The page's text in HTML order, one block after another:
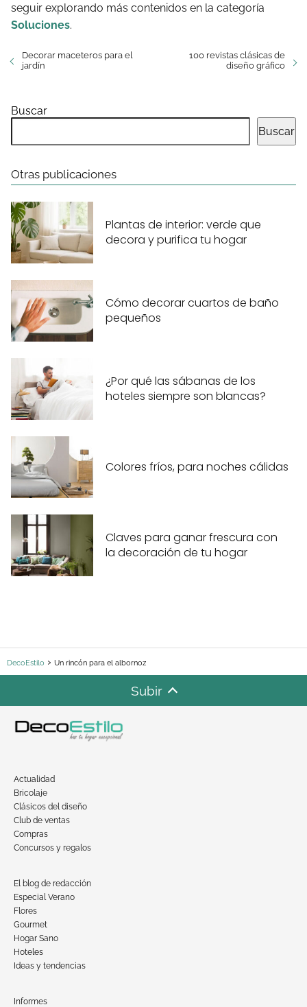
seguir explorando más contenidos en la categoría
Soluciones.
Decorar maceteros para el
jardín
100 revistas clásicas de
diseño gráfico
Buscar
Buscar
Otras publicaciones
Plantas de interior: verde que
decora y purifica tu hogar
Cómo decorar cuartos de baño
pequeños
¿Por qué las sábanas de los
hoteles siempre son blancas?
Colores fríos, para noches cálidas
Claves para ganar frescura con
la decoración de tu hogar
DecoEstilo Un rincón para el albornoz
Subir
Actualidad
Bricolaje
Clásicos del diseño
Club de ventas
Compras
Concursos y regalos
El blog de redacción
Especial Verano
Flores
Gourmet
Hogar Sano
Hoteles
Ideas y tendencias
Informes